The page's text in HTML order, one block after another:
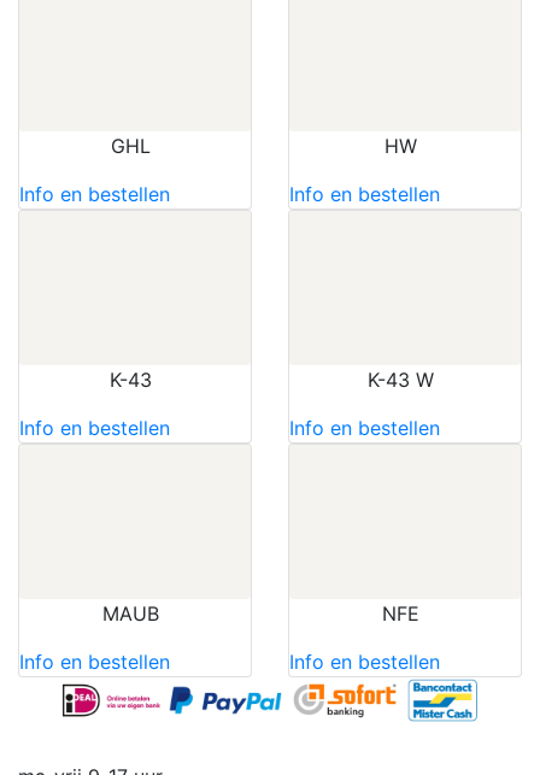
GHL
Info en bestellen
HW
Info en bestellen
K-43
Info en bestellen
K-43 W
Info en bestellen
MAUB
Info en bestellen
NFE
Info en bestellen